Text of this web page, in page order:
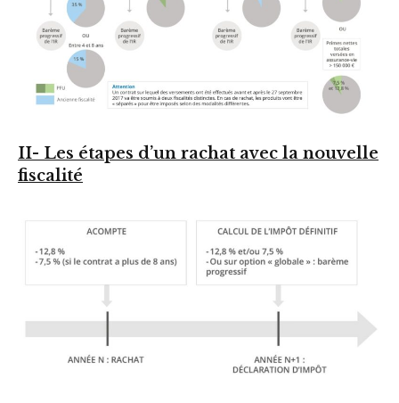
II- Les étapes d’un rachat avec la nouvelle
fiscalité